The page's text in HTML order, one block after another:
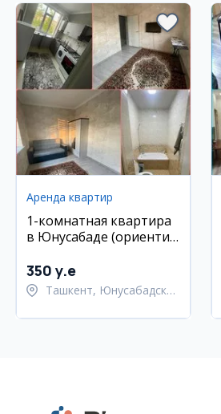
Аренда квартир
1-комнатная квартира
в Юнусабаде (ориентир
350 y.e
Ташкент, Юнусабадский